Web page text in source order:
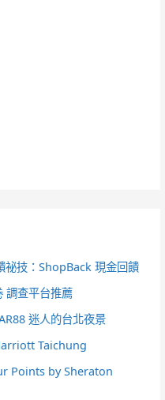
祕技：ShopBack 現金回饋
調查平台推薦
迷人的台北夜景
Taichung
Points by Sheraton